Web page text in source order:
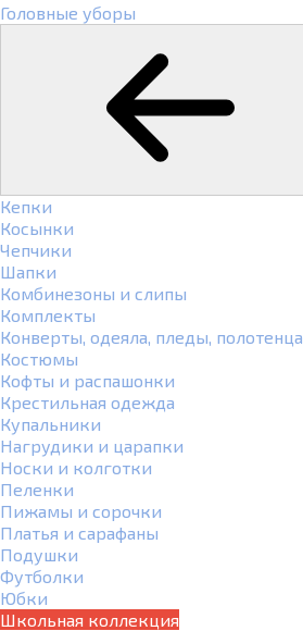
Головные уборы
Кепки
Косынки
Чепчики
Шапки
Комбинезоны и слипы
Комплекты
Конверты, одеяла, пледы, полотенца
Костюмы
Кофты и распашонки
Крестильная одежда
Купальники
Нагрудики и царапки
Носки и колготки
Пеленки
Пижамы и сорочки
Платья и сарафаны
Подушки
Футболки
Юбки
Школьная коллекция